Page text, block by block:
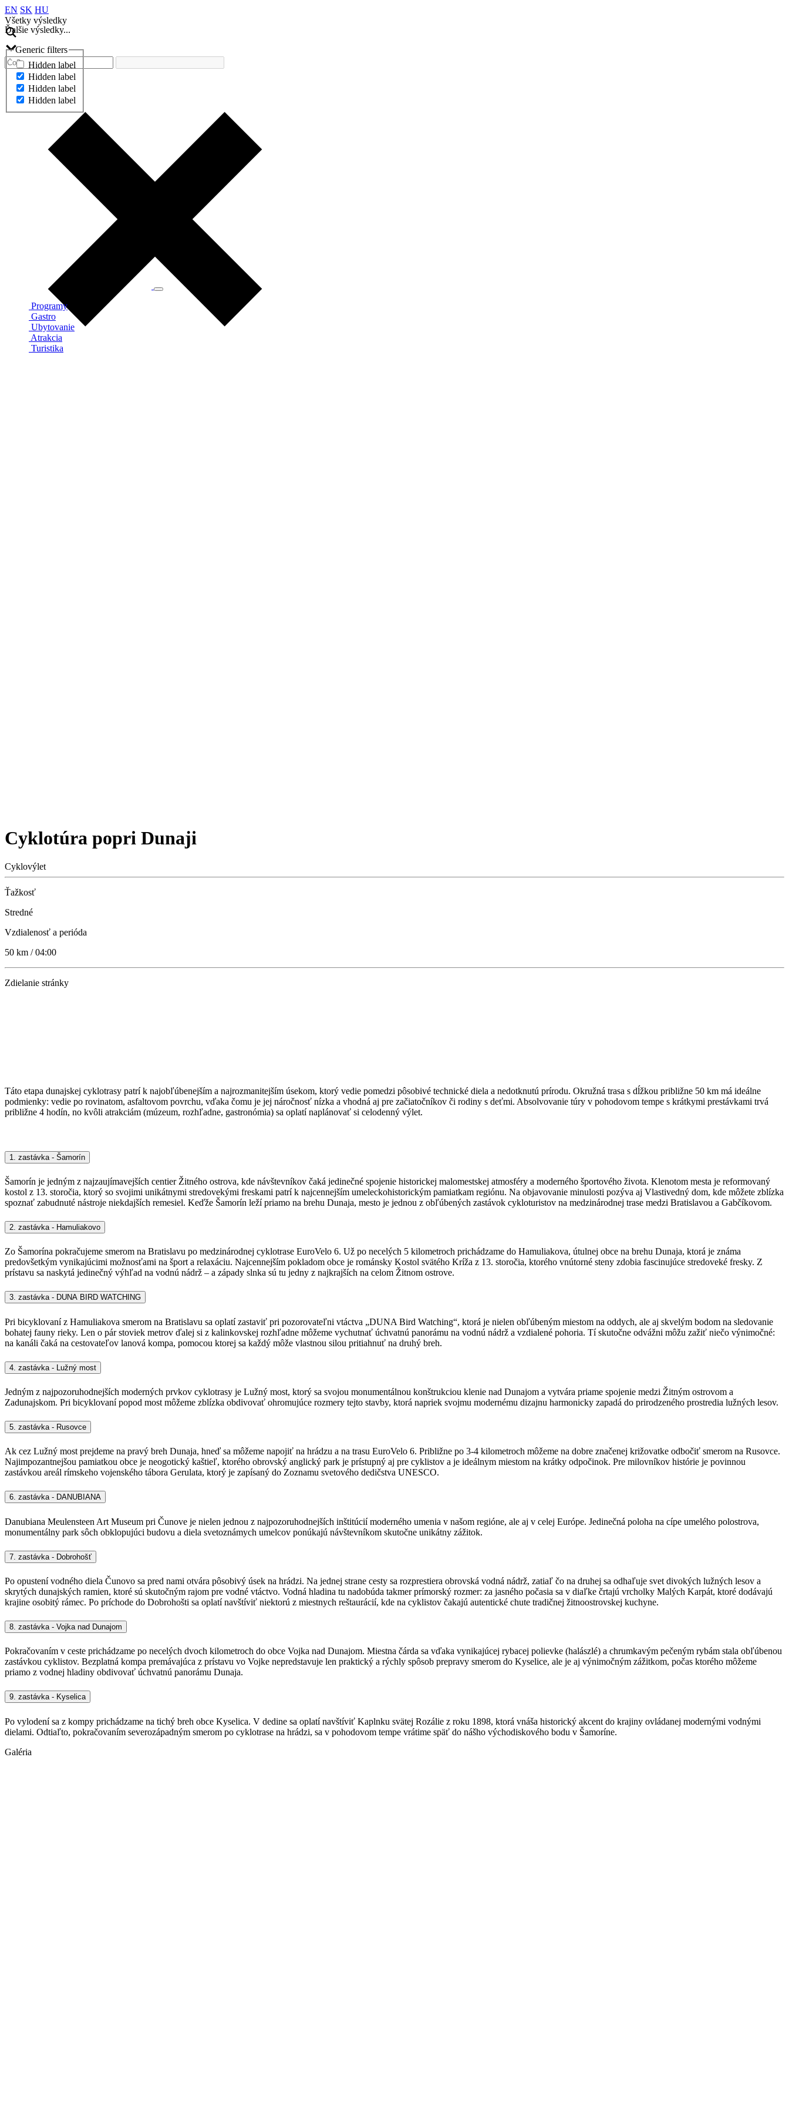
EN SK HU
Všetky výsledky
Ďalšie výsledky...
Generic filters
Hidden label
Hidden label
Hidden label
Hidden label
Ďalšie výsledky...
Programy
Gastro
Ubytovanie
Atrakcia
Turistika
Cyklotúra popri Dunaji
Cyklovýlet
Ťažkosť
Stredné
Vzdialenosť a perióda
50 km / 04:00
Zdielanie stránky
Táto etapa dunajskej cyklotrasy patrí k najobľúbenejším a najrozmanitejším úsekom, ktorý vedie pomedzi pôsobivé technické diela a nedotknutú prírodu. Okružná trasa s dĺžkou približne 50 km má ideálne
podmienky: vedie po rovinatom, asfaltovom povrchu, vďaka čomu je jej náročnosť nízka a vhodná aj pre začiatočníkov či rodiny s deťmi. Absolvovanie túry v pohodovom tempe s krátkymi prestávkami trvá
približne 4 hodín, no kvôli atrakciám (múzeum, rozhľadne, gastronómia) sa oplatí naplánovať si celodenný výlet.
1. zastávka - Šamorín
Šamorín je jedným z najzaujímavejších centier Žitného ostrova, kde návštevníkov čaká jedinečné spojenie historickej malomestskej atmosféry a moderného športového života. Klenotom mesta je reformovaný
kostol z 13. storočia, ktorý so svojimi unikátnymi stredovekými freskami patrí k najcennejším umeleckohistorickým pamiatkam regiónu. Na objavovanie minulosti pozýva aj Vlastivedný dom, kde môžete zblízka
spoznať zabudnuté nástroje niekdajších remesiel. Keďže Šamorín leží priamo na brehu Dunaja, mesto je jednou z obľúbených zastávok cykloturistov na medzinárodnej trase medzi Bratislavou a Gabčíkovom.
2. zastávka - Hamuliakovo
Zo Šamorína pokračujeme smerom na Bratislavu po medzinárodnej cyklotrase EuroVelo 6. Už po necelých 5 kilometroch prichádzame do Hamuliakova, útulnej obce na brehu Dunaja, ktorá je známa
predovšetkým vynikajúcimi možnosťami na šport a relaxáciu. Najcennejším pokladom obce je románsky Kostol svätého Kríža z 13. storočia, ktorého vnútorné steny zdobia fascinujúce stredoveké fresky. Z
prístavu sa naskytá jedinečný výhľad na vodnú nádrž – a západy slnka sú tu jedny z najkrajších na celom Žitnom ostrove.
3. zastávka - DUNA BIRD WATCHING
Pri bicyklovaní z Hamuliakova smerom na Bratislavu sa oplatí zastaviť pri pozorovateľni vtáctva „DUNA Bird Watching“, ktorá je nielen obľúbeným miestom na oddych, ale aj skvelým bodom na sledovanie
bohatej fauny rieky. Len o pár stoviek metrov ďalej si z kalinkovskej rozhľadne môžeme vychutnať úchvatnú panorámu na vodnú nádrž a vzdialené pohoria. Tí skutočne odvážni môžu zažiť niečo výnimočné:
na kanáli čaká na cestovateľov lanová kompa, pomocou ktorej sa každý môže vlastnou silou pritiahnuť na druhý breh.
4. zastávka - Lužný most
Jedným z najpozoruhodnejších moderných prvkov cyklotrasy je Lužný most, ktorý sa svojou monumentálnou konštrukciou klenie nad Dunajom a vytvára priame spojenie medzi Žitným ostrovom a
Zadunajskom. Pri bicyklovaní popod most môžeme zblízka obdivovať ohromujúce rozmery tejto stavby, ktorá napriek svojmu modernému dizajnu harmonicky zapadá do prirodzeného prostredia lužných lesov.
5. zastávka - Rusovce
Ak cez Lužný most prejdeme na pravý breh Dunaja, hneď sa môžeme napojiť na hrádzu a na trasu EuroVelo 6. Približne po 3-4 kilometroch môžeme na dobre značenej križovatke odbočiť smerom na Rusovce.
Najimpozantnejšou pamiatkou obce je neogotický kaštieľ, ktorého obrovský anglický park je prístupný aj pre cyklistov a je ideálnym miestom na krátky odpočinok. Pre milovníkov histórie je povinnou
zastávkou areál rímskeho vojenského tábora Gerulata, ktorý je zapísaný do Zoznamu svetového dedičstva UNESCO.
6. zastávka - DANUBIANA
Danubiana Meulensteen Art Museum pri Čunove je nielen jednou z najpozoruhodnejších inštitúcií moderného umenia v našom regióne, ale aj v celej Európe. Jedinečná poloha na cípe umelého polostrova,
monumentálny park sôch obklopujúci budovu a diela svetoznámych umelcov ponúkajú návštevníkom skutočne unikátny zážitok.
7. zastávka - Dobrohošť
Po opustení vodného diela Čunovo sa pred nami otvára pôsobivý úsek na hrádzi. Na jednej strane cesty sa rozprestiera obrovská vodná nádrž, zatiaľ čo na druhej sa odhaľuje svet divokých lužných lesov a
skrytých dunajských ramien, ktoré sú skutočným rajom pre vodné vtáctvo. Vodná hladina tu nadobúda takmer prímorský rozmer: za jasného počasia sa v diaľke črtajú vrcholky Malých Karpát, ktoré dodávajú
krajine osobitý rámec. Po príchode do Dobrohošti sa oplatí navštíviť niektorú z miestnych reštaurácií, kde na cyklistov čakajú autentické chute tradičnej žitnoostrovskej kuchyne.
8. zastávka - Vojka nad Dunajom
Pokračovaním v ceste prichádzame po necelých dvoch kilometroch do obce Vojka nad Dunajom. Miestna čárda sa vďaka vynikajúcej rybacej polievke (halászlé) a chrumkavým pečeným rybám stala obľúbenou
zastávkou cyklistov. Bezplatná kompa premávajúca z prístavu vo Vojke nepredstavuje len praktický a rýchly spôsob prepravy smerom do Kyselice, ale je aj výnimočným zážitkom, počas ktorého môžeme
priamo z vodnej hladiny obdivovať úchvatnú panorámu Dunaja.
9. zastávka - Kyselica
Po vylodení sa z kompy prichádzame na tichý breh obce Kyselica. V dedine sa oplatí navštíviť Kaplnku svätej Rozálie z roku 1898, ktorá vnáša historický akcent do krajiny ovládanej modernými vodnými
dielami. Odtiaľto, pokračovaním severozápadným smerom po cyklotrase na hrádzi, sa v pohodovom tempe vrátime späť do nášho východiskového bodu v Šamoríne.
Galéria